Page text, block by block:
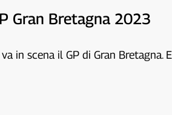
Gran Bretagna 2023
in scena il GP di Gran